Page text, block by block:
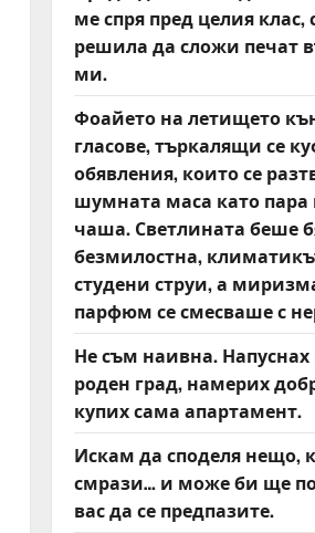
ме спря пред целия
решила да сложи печат
ми.
Фоайето на летището
гласове, търкалящи се
обявления, които се
шумната маса като пара
чаша. Светлината беше
безмилостна,
студени струи, а
парфюм се смесваше с
Не съм наивна.
роден град, намерих
купих сама апартамент.
Искам да споделя нещо,
смрази… и може би ще
вас да се предпазите.